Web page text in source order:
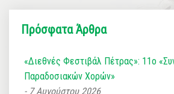
Πρόσφατα Άρθρα
«Διεθνές Φεστιβάλ Πέτρας»: 11ο
Παραδοσιακών Χορών»
7 Αυγούστου 2026